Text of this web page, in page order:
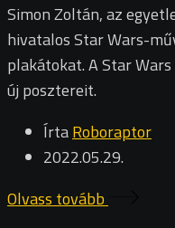
Simon Zoltán, az
hivatalos Star Wars-
plakátokat. A Star
új posztereit.
ÍrtaRoboraptor
2022.05.29.
Olvass tovább